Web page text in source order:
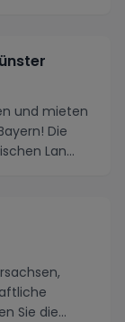
und mieten
Die
Lan...
Sie die